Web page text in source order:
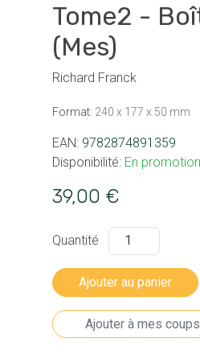
Tome2 -
(Mes)
Richard Franck
Format: 240 x 177 x 50 mm
EAN: 9782874891359
Disponibilité: En promotion
39,00 €
Quantité